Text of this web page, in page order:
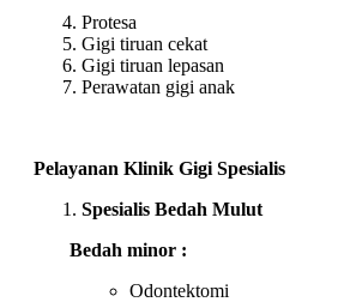
Protesa
Gigi tiruan cekat
Gigi tiruan lepasan
Perawatan gigi anak
Pelayanan Klinik Gigi Spesialis
Spesialis Bedah Mulut
Bedah minor :
Odontektomi